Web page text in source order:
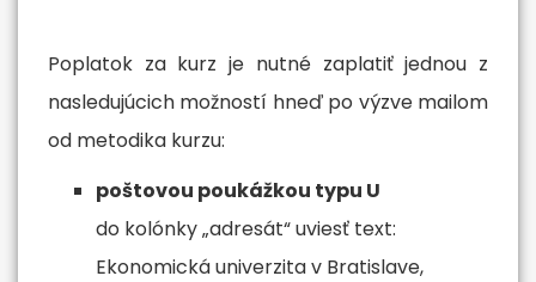
Poplatok za kurz je nutné zaplatiť jednou z
nasledujúcich možností hneď po výzve mailom
od metodika kurzu:
poštovou poukážkou typu U
do kolónky „adresát“ uviesť text:
Ekonomická univerzita v Bratislave,